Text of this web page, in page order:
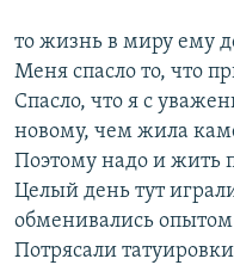
то жизнь в миру ему
Меня спасло то, что
Спасло, что я с
новому, чем жила
Поэтому надо и жить
Целый день тут
обменивались
Потрясали